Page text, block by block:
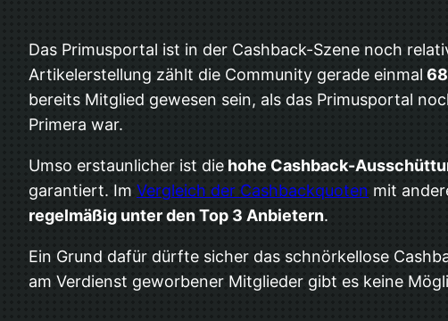
Das Primusportal ist in der Cashback-Szene noch
Artikelerstellung zählt die Community gerade einmal
bereits Mitglied gewesen sein, als das Primusportal
Primera war.
Umso erstaunlicher ist die hohe Cashback-
garantiert. Im Vergleich der Cashbackquoten mit
regelmäßig unter den Top 3 Anbietern.
Ein Grund dafür dürfte sicher das schnörkellose
am Verdienst geworbener Mitglieder gibt es keine